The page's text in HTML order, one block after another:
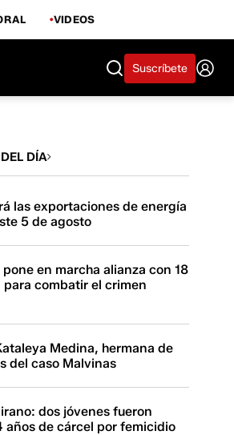
VIDEOS
Suscríbete
DÍA
las exportaciones de energía
5 de agosto
en marcha alianza con 18
para combatir el crimen
Medina, hermana de
del caso Malvinas
dos jóvenes fueron
años de cárcel por femicidio